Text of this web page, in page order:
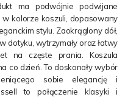
ma podwójnie podwijane
kolorze koszuli, dopasowany
stylu. Zaokrąglony dół,
dotyku, wytrzymały oraz łatwy
na częste prania. Koszula
co dzień. To doskonały wybór
sobie elegancję i
to połączenie klasyki i